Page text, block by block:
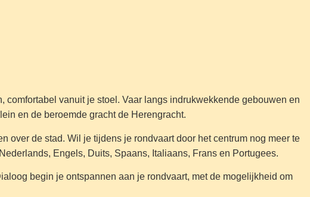
comfortabel vanuit je stoel. Vaar langs indrukwekkende gebouwen en
en de beroemde gracht de Herengracht.
over de stad. Wil je tijdens je rondvaart door het centrum nog meer te
Engels, Duits, Spaans, Italiaans, Frans en Portugees.
begin je ontspannen aan je rondvaart, met de mogelijkheid om